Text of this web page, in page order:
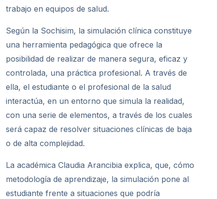
trabajo en equipos de salud.
Según la Sochisim, la simulación clínica constituye
una herramienta pedagógica que ofrece la
posibilidad de realizar de manera segura, eficaz y
controlada, una práctica profesional. A través de
ella, el estudiante o el profesional de la salud
interactúa, en un entorno que simula la realidad,
con una serie de elementos, a través de los cuales
será capaz de resolver situaciones clínicas de baja
o de alta complejidad.
La académica Claudia Arancibia explica, que, cómo
metodología de aprendizaje, la simulación pone al
estudiante frente a situaciones que podría